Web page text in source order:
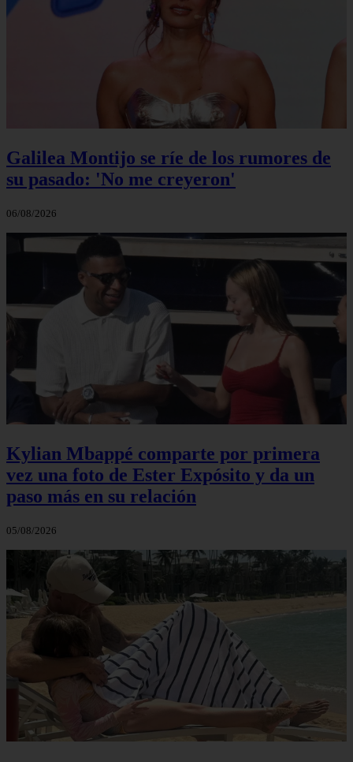
Galilea Montijo se ríe de los rumores de
su pasado: 'No me creyeron'
06/08/2026
Kylian Mbappé comparte por primera
vez una foto de Ester Expósito y da un
paso más en su relación
05/08/2026